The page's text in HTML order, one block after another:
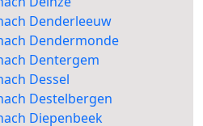
Denderleeuw
Dendermonde
Dentergem
Dessel
Destelbergen
Diepenbeek